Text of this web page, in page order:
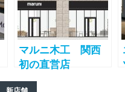
日に東京・日比谷
に移転リニューア
ルオープン 栃
木・真岡の大瀧ホ
ームインテリアが
総代理店
マルニ木工 関西
初の直営店
「maruni